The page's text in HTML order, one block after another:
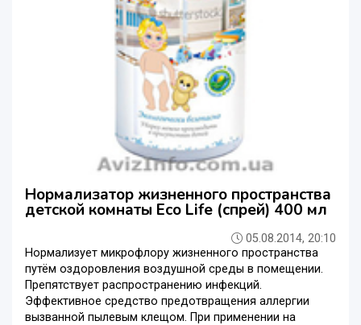
Нормализатор жизненного пространства
детской комнаты Eco Life (спрей) 400 мл
05.08.2014, 20:10
Нормализует микрофлору жизненного пространства
путём оздоровления воздушной среды в помещении.
Препятствует распространению инфекций.
Эффективное средство предотвращения аллергии
вызванной пылевым клещом. При применении на